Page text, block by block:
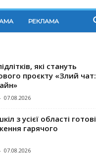
РЕКЛАМА
які стануть
проєкту «Злий чат:
07.08.2026
з усієї області готові
гарячого
07.08.2026